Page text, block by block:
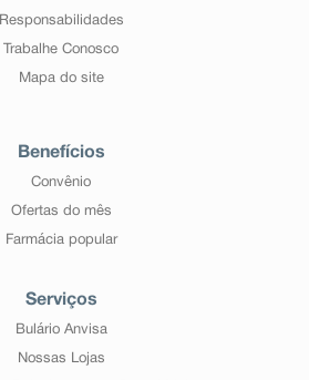
Responsabilidades
Trabalhe Conosco
Mapa do site
Benefícios
Convênio
Ofertas do mês
Farmácia popular
Serviços
Bulário Anvisa
Nossas Lojas